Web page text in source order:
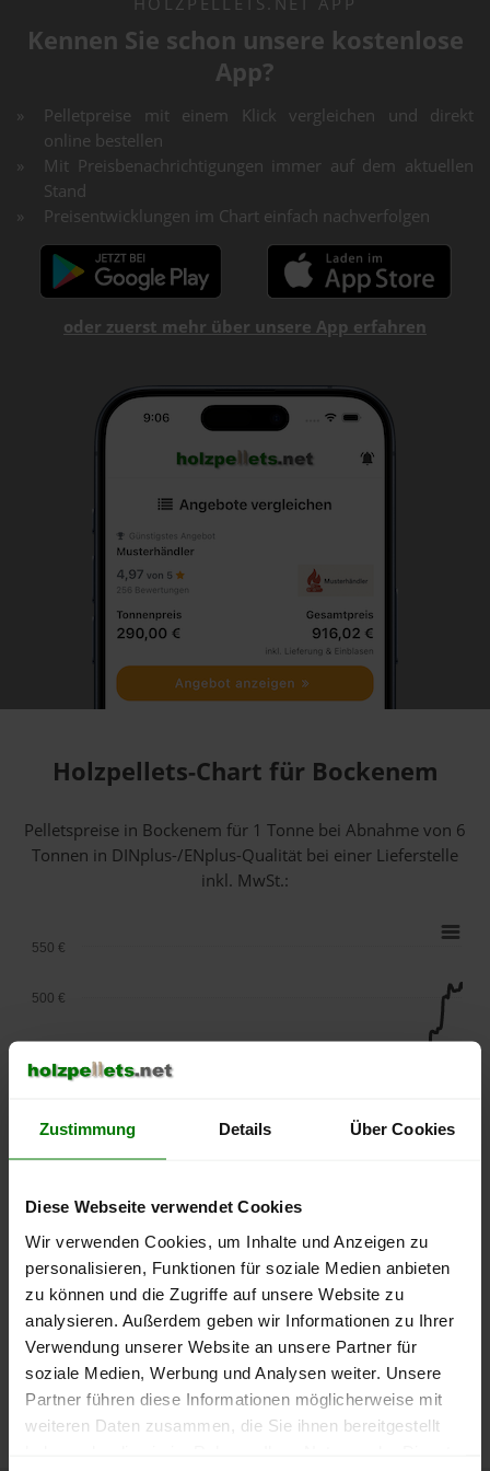
Zustimmung Details Über Cookies
Diese Webseite verwendet Cookies
Wir verwenden Cookies, um Inhalte und Anzeigen zu
personalisieren, Funktionen für soziale Medien anbieten
zu können und die Zugriffe auf unsere Website zu
analysieren. Außerdem geben wir Informationen zu Ihrer
Verwendung unserer Website an unsere Partner für
soziale Medien, Werbung und Analysen weiter. Unsere
Partner führen diese Informationen möglicherweise mit
weiteren Daten zusammen, die Sie ihnen bereitgestellt
Kennen Sie schon unsere kostenlose
App?
Pelletpreise mit einem Klick vergleichen und direkt
online bestellen
Mit Preisbenachrichtigungen immer auf dem aktuellen
Stand
Preisentwicklungen im Chart einfach nachverfolgen
oder zuerst mehr über unsere App erfahren
Holzpellets-Chart für Bockenem
Pelletspreise in Bockenem für 1 Tonne bei Abnahmevon 6
Tonnen in DINplus-/ENplus-Qualität bei einer Lieferstelle
inkl. MwSt.:
lose Ware Sackware
September
Januar
Mai
250 €
300 €
500 €
550 €
Die aktuelle Preisentwicklung für Holzpellets in Deutschland
können Sie jederzeit auf unsererPelletspreise-Seite
nachvollziehen.